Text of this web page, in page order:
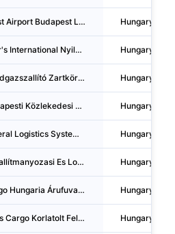
Budapest Airport Budapest Liszt Ferenc Nemzetközi Repulöter Uzemeltetö Zartköruen Muködö Reszvenytarsasag Hungary
Waberer's International Nyilvanosan Muködö Reszvenytarsasag Hungary
Fgsz Földgazszallító Zartköruen Muködö Reszvenytarsasag Hungary
Bkk Budapesti Közlekedesi Központ Zartköruen Muködö Reszvenytarsasag Hungary
Gls General Logistics Systems Hungary Csomag-Logisztikai Korlatolt Felelössegu Tarsasag Hungary
Wszl Szallítmanyozasi Es Logisztikai Korlatolt Felelössegu Tarsasag Hungary
Rail Cargo Hungaria Árufuvarozasi Zartköruen Muködö Reszvenytarsasag Hungary
Nexways Cargo Korlatolt Felelössegu Tarsasag Hungary